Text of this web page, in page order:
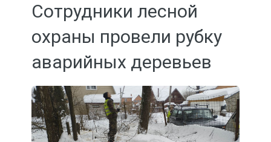
Сотрудники лесной
охраны провели рубку
аварийных деревьев